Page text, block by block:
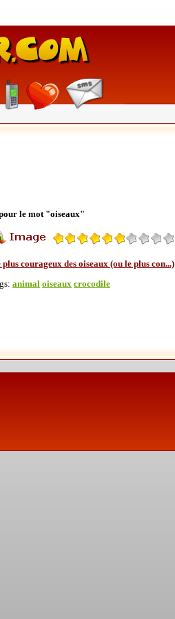
le mot "oiseaux"
plus courageux des oiseaux (ou le plus con...)
animal oiseaux crocodile